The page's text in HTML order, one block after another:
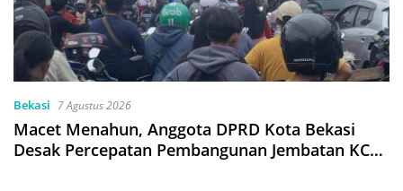
Bekasi 7 Agustus 2026
Macet Menahun, Anggota DPRD Kota Bekasi
Desak Percepatan Pembangunan Jembatan KCM